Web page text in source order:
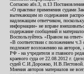
Согласно абз.3, п.13
«О практике применения судами
вытекающим из содержания
надлежащим ответчиком,
информации» не вправе
содержание сообщений и
Воспользуйтесь «Правом на
«В соответствии с положением
подлежит возложению на
РФ - на учредителя и главного
краевого суда от 22.08.2012 г.
судей С.И.Дорожко, Н.В.Пестовой.
Мнения авторов материалов не